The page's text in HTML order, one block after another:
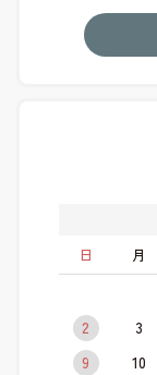
日
月
2
3
9
10